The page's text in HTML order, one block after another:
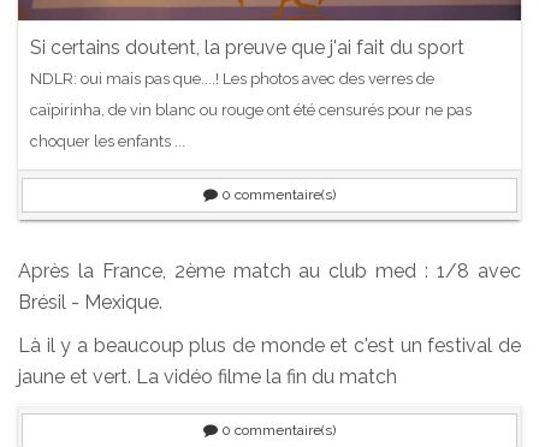
Si certains doutent, la preuve que j'ai fait du sport
NDLR: oui mais pas que....! Les photos avec des verres de
caïpirinha, de vin blanc ou rouge ont été censurés pour ne pas
choquer les enfants ...
0 commentaire(s)
Après la France, 2ème match au club med : 1/8 avec
Brésil - Mexique.
Là il y a beaucoup plus de monde et c'est un festival de
jaune et vert. La vidéo filme la fin du match
0 commentaire(s)